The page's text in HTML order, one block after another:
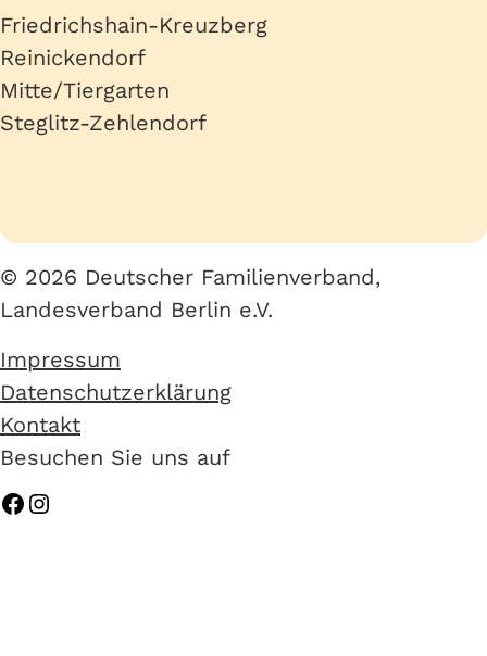
Friedrichshain-Kreuzberg
Reinickendorf
Mitte/Tiergarten
Steglitz-Zehlendorf
© 2026 Deutscher Familienverband,
Landesverband Berlin e.V.
Impressum
Datenschutzerklärung
Kontakt
Besuchen Sie uns auf
Facebook
Instagram